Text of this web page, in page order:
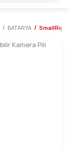
BATARYA SmallRig